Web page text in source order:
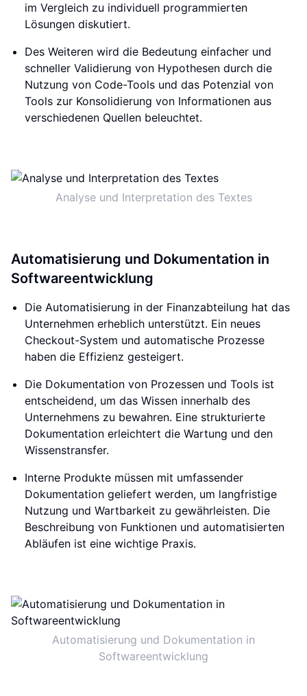
im Vergleich zu individuell programmierten
Lösungen diskutiert.
Des Weiteren wird die Bedeutung einfacher und
schneller Validierung von Hypothesen durch die
Nutzung von Code-Tools und das Potenzial von
Tools zur Konsolidierung von Informationen aus
verschiedenen Quellen beleuchtet.
Analyse und Interpretation des Textes
Automatisierung und Dokumentation in
Softwareentwicklung
Die Automatisierung in der Finanzabteilung hat das
Unternehmen erheblich unterstützt. Ein neues
Checkout-System und automatische Prozesse
haben die Effizienz gesteigert.
Die Dokumentation von Prozessen und Tools ist
entscheidend, um das Wissen innerhalb des
Unternehmens zu bewahren. Eine strukturierte
Dokumentation erleichtert die Wartung und den
Wissenstransfer.
Interne Produkte müssen mit umfassender
Dokumentation geliefert werden, um langfristige
Nutzung und Wartbarkeit zu gewährleisten. Die
Beschreibung von Funktionen und automatisierten
Abläufen ist eine wichtige Praxis.
Automatisierung und Dokumentation in
Softwareentwicklung